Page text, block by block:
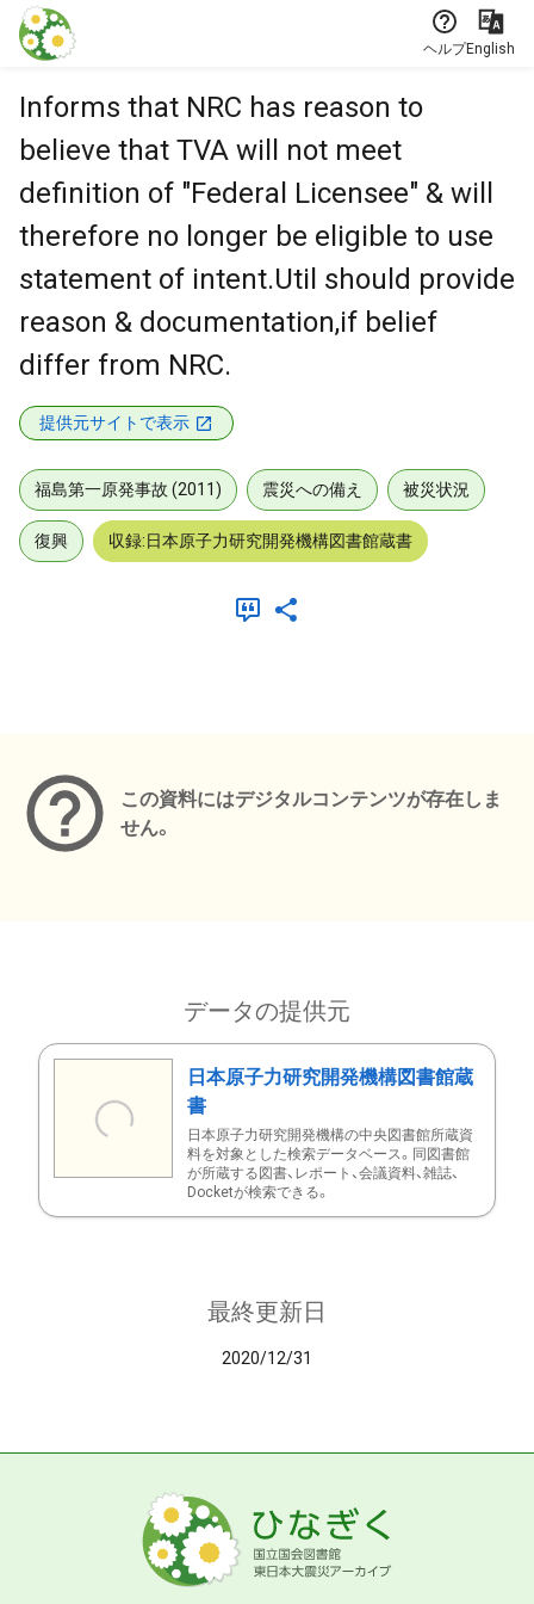
本文に飛ぶ
ヘルプEnglish
Informs that NRC has reason to
believe that TVA will not meet
definition of "Federal Licensee" & will
therefore no longer be eligible to use
statement of intent.Util should provide
reason & documentation,if belief
differ from NRC.
提供元サイトで表示
福島第一原発事故 (2011) 震災への備え 被災状況
復興 収録:日本原子力研究開発機構図書館蔵書
この資料にはデジタルコンテンツが存在しま
せん。
データの提供元
日本原子力研究開発機構図書館蔵
書
日本原子力研究開発機構の中央図書館所蔵資
料を対象とした検索データベース。同図書館
が所蔵する図書、レポート、会議資料、雑誌、
Docketが検索できる。
最終更新日
2020/12/31